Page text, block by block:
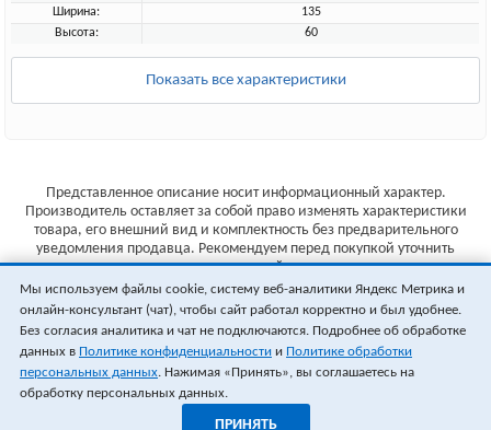
Ширина:
135
Высота:
60
Показать все характеристики
Представленное описание носит информационный характер.
Производитель оставляет за собой право изменять характеристики
товара, его внешний вид и комплектность без предварительного
уведомления продавца. Рекомендуем перед покупкой уточнить
характеристики товара на сайте производителя.
Указанные цены не являются публичной офертой (ст.435 ГК РФ).
Стоимость и наличие товара уточняйте у менеджера.
Мы используем файлы cookie, систему веб-аналитики Яндекс Метрика и
онлайн-консультант (чат), чтобы сайт работал корректно и был удобнее.
Без согласия аналитика и чат не подключаются. Подробнее об обработке
данных в Политике конфиденциальности и Политике обработки
персональных данных. Нажимая «Принять», вы соглашаетесь на
обработку персональных данных.
ПРИНЯТЬ